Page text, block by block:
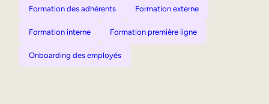
Formation des adhérents Formation externe
Formation interne Formation première ligne
Onboarding des employés